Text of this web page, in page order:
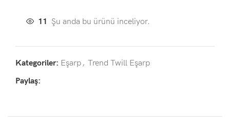
11 Şu anda bu ürünü inceliyor.
Kategoriler: Eşarp, Trend Twill Eşarp
Paylaş: